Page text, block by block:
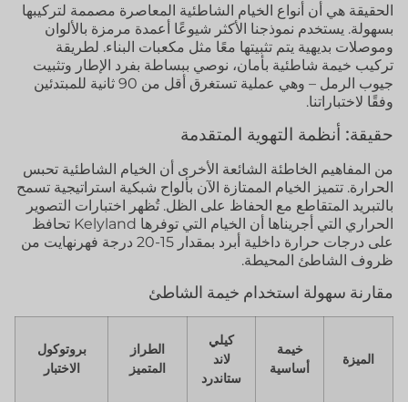
الحقيقة هي أن أنواع الخيام الشاطئية المعاصرة مصممة لتركيبها
بسهولة. يستخدم نموذجنا الأكثر شيوعًا أعمدة مرمزة بالألوان
وموصلات بديهية يتم تثبيتها معًا مثل مكعبات البناء. لطريقة
تركيب خيمة شاطئية بأمان، نوصي ببساطة بفرد الإطار وتثبيت
جيوب الرمل – وهي عملية تستغرق أقل من 90 ثانية للمبتدئين
وفقًا لاختباراتنا.
حقيقة: أنظمة التهوية المتقدمة
من المفاهيم الخاطئة الشائعة الأخرى أن الخيام الشاطئية تحبس
الحرارة. تتميز الخيام الممتازة الآن بألواح شبكية استراتيجية تسمح
بالتبريد المتقاطع مع الحفاظ على الظل. تُظهر اختبارات التصوير
الحراري التي أجريناها أن الخيام التي توفرها Kelyland تحافظ
على درجات حرارة داخلية أبرد بمقدار 15-20 درجة فهرنهايت من
ظروف الشاطئ المحيطة.
مقارنة سهولة استخدام خيمة الشاطئ
الميزة
خيمة
أساسية
كيلي
لاند
ستاندرد
الطراز
المتميز
بروتوكول
الاختبار